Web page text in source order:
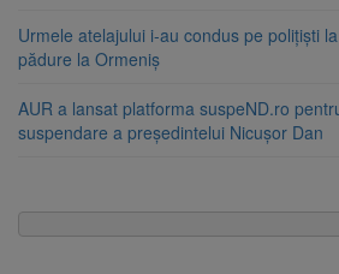
Urmele atelajului i-au condus pe polițiști
pădure la Ormeniș
AUR a lansat platforma suspeND.ro
suspendare a președintelui Nicușor Dan